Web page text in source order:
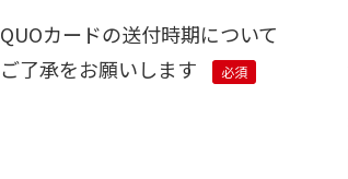
QUOカードの送付時期について
ご了承をお願いします
必須